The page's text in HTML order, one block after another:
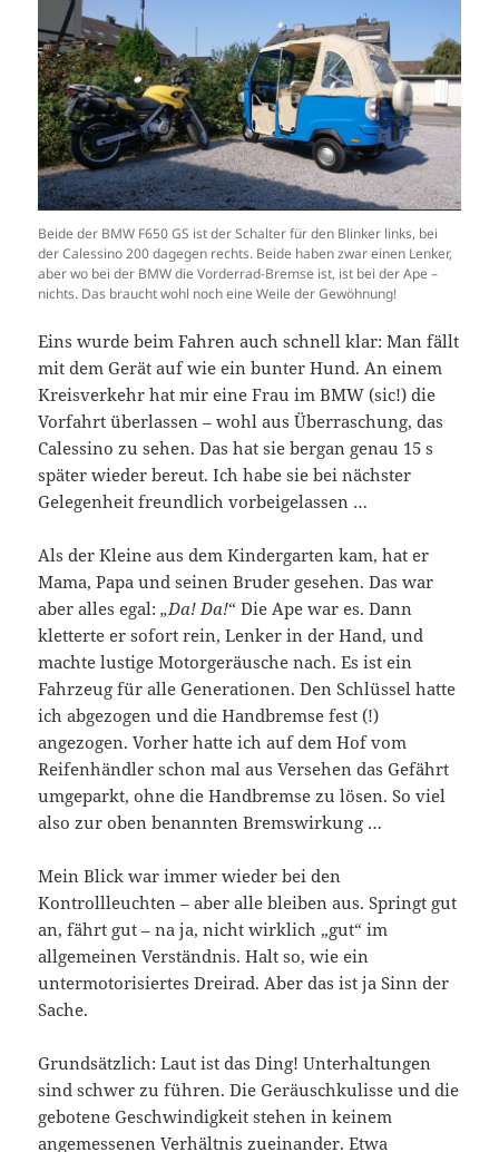
Beide der BMW F650 GS ist der Schalter für den Blinker links, bei
der Calessino 200 dagegen rechts. Beide haben zwar einen Lenker,
aber wo bei der BMW die Vorderrad-Bremse ist, ist bei der Ape –
nichts. Das braucht wohl noch eine Weile der Gewöhnung!
Eins wurde beim Fahren auch schnell klar: Man fällt
mit dem Gerät auf wie ein bunter Hund. An einem
Kreisverkehr hat mir eine Frau im BMW (sic!) die
Vorfahrt überlassen – wohl aus Überraschung, das
Calessino zu sehen. Das hat sie bergan genau 15 s
später wieder bereut. Ich habe sie bei nächster
Gelegenheit freundlich vorbeigelassen …
Als der Kleine aus dem Kindergarten kam, hat er
Mama, Papa und seinen Bruder gesehen. Das war
aber alles egal:„Da! Da!“ Die Ape war es. Dann
kletterte er sofort rein, Lenker in der Hand, und
machte lustige Motorgeräusche nach. Es ist ein
Fahrzeug für alle Generationen. Den Schlüssel hatte
ich abgezogen und die Handbremse fest (!)
angezogen. Vorher hatte ich auf dem Hof vom
Reifenhändler schon mal aus Versehen das Gefährt
umgeparkt, ohne die Handbremse zu lösen. So viel
also zur oben benannten Bremswirkung …
Mein Blick war immer wieder bei den
Kontrollleuchten – aber alle bleiben aus. Springt gut
an, fährt gut – na ja, nicht wirklich „gut“ im
allgemeinen Verständnis. Halt so, wie ein
untermotorisiertes Dreirad. Aber das ist ja Sinn der
Sache.
Grundsätzlich: Laut ist das Ding! Unterhaltungen
sind schwer zu führen. Die Geräuschkulisse und die
gebotene Geschwindigkeit stehen in keinem
angemessenen Verhältnis zueinander. Etwa